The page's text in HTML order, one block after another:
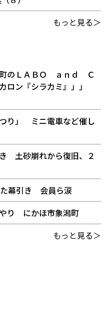
もっと見る＞
のＬＡＢＯ ａｎｄ Ｃ
ロン『シラカミ』」」
り」 ミニ電車など催し
土砂崩れから復旧、２
幕引き 会員ら涙
り にかほ市象潟町
もっと見る＞